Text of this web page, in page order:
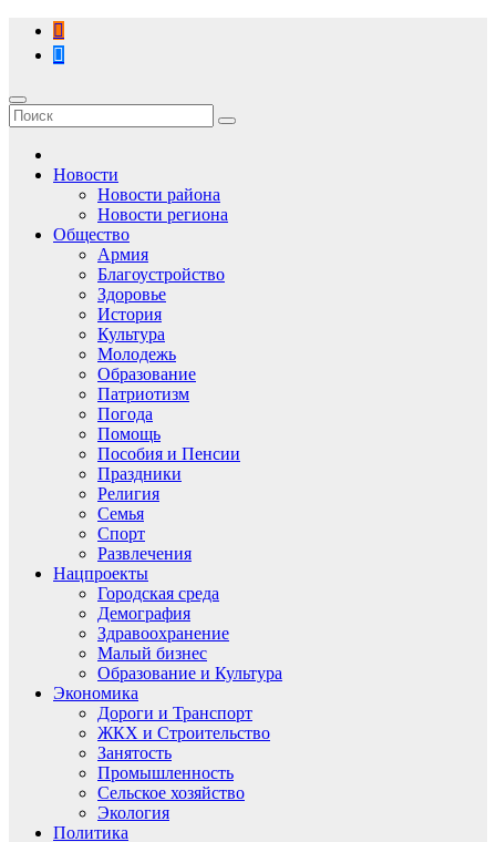
Перейти
содержимому
Новости
Новости района
Новости региона
Общество
Армия
Благоустройство
Здоровье
История
Культура
Молодежь
Образование
Патриотизм
Погода
Помощь
Пособия и Пенсии
Праздники
Религия
Семья
Спорт
Развлечения
Нацпроекты
Городская среда
Демография
Здравоохранение
Малый бизнес
Образование и Культура
Экономика
Дороги и Транспорт
ЖКХ и Строительство
Занятость
Промышленность
Сельское хозяйство
Экология
Политика